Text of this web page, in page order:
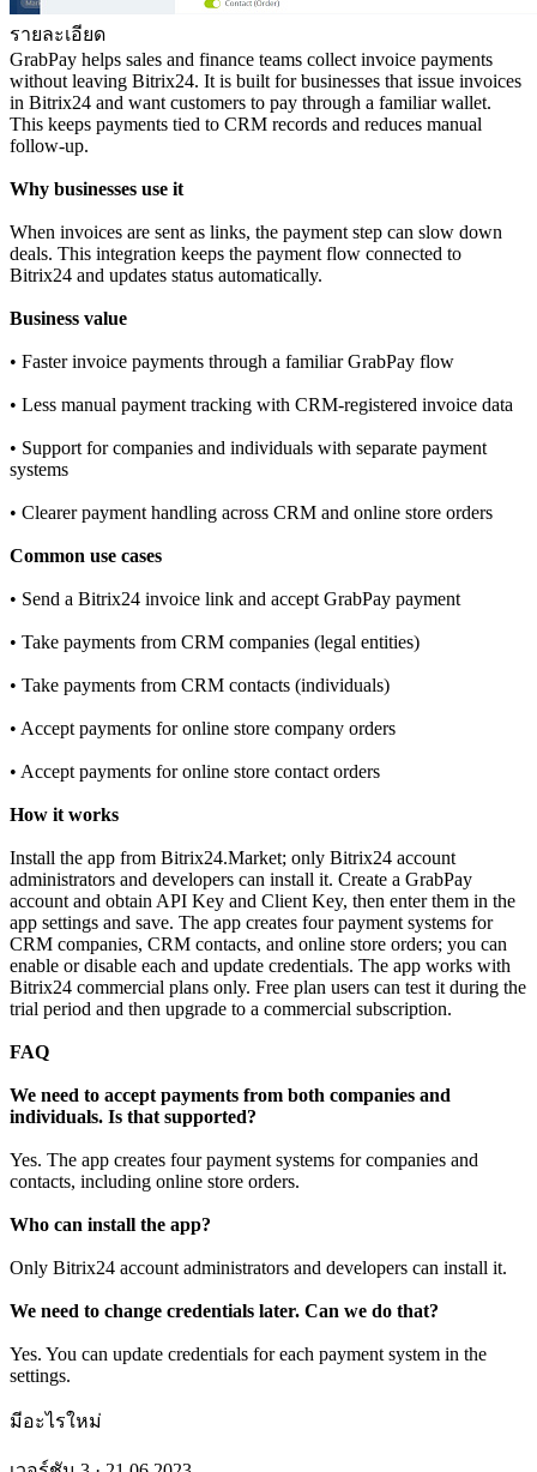
รายละเอียด
GrabPay helps sales and finance teams collect invoice payments
without leaving Bitrix24. It is built for businesses that issue invoices
in Bitrix24 and want customers to pay through a familiar wallet.
This keeps payments tied to CRM records and reduces manual
follow‑up.
Why businesses use it
When invoices are sent as links, the payment step can slow down
deals. This integration keeps the payment flow connected to
Bitrix24 and updates status automatically.
Business value
• Faster invoice payments through a familiar GrabPay flow
• Less manual payment tracking with CRM‑registered invoice data
• Support for companies and individuals with separate payment
systems
• Clearer payment handling across CRM and online store orders
Common use cases
• Send a Bitrix24 invoice link and accept GrabPay payment
• Take payments from CRM companies (legal entities)
• Take payments from CRM contacts (individuals)
• Accept payments for online store company orders
• Accept payments for online store contact orders
How it works
Install the app from Bitrix24.Market; only Bitrix24 account
administrators and developers can install it. Create a GrabPay
account and obtain API Key and Client Key, then enter them in the
app settings and save. The app creates four payment systems for
CRM companies, CRM contacts, and online store orders; you can
enable or disable each and update credentials. The app works with
Bitrix24 commercial plans only. Free plan users can test it during the
trial period and then upgrade to a commercial subscription.
FAQ
We need to accept payments from both companies and
individuals. Is that supported?
Yes. The app creates four payment systems for companies and
contacts, including online store orders.
Who can install the app?
Only Bitrix24 account administrators and developers can install it.
We need to change credentials later. Can we do that?
Yes. You can update credentials for each payment system in the
settings.
มีอะไรใหม่